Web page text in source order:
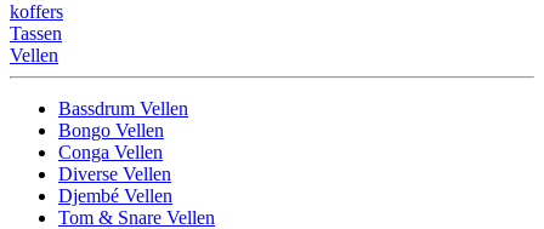
koffers
Tassen
Vellen
Bassdrum Vellen
Bongo Vellen
Conga Vellen
Diverse Vellen
Djembé Vellen
Tom & Snare Vellen